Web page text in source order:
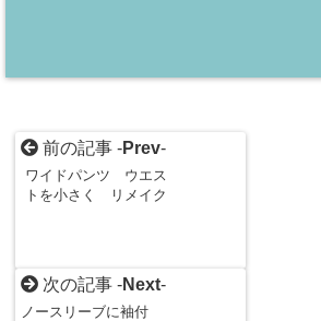
前の記事 -Prev-
ワイドパンツ ウエス
トを小さく リメイク
次の記事 -Next-
ノースリーブに袖付